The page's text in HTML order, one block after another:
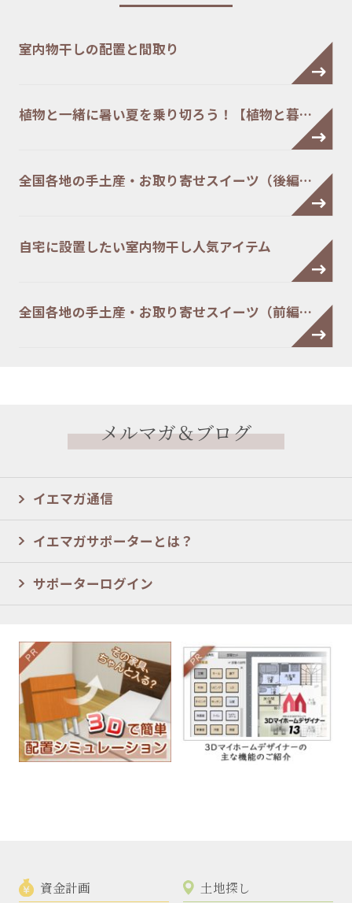
室内物干しの配置と間取り
植物と一緒に暑い夏を乗り切ろう！【植物と暮…
全国各地の手土産・お取り寄せスイーツ（後編…
自宅に設置したい室内物干し人気アイテム
全国各地の手土産・お取り寄せスイーツ（前編…
メルマガ＆ブログ
イエマガ通信
イエマガサポーターとは？
サポーターログイン
資金計画 土地探し